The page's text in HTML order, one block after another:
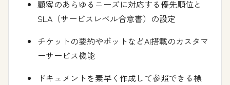
顧客のあらゆるニーズに対応する優先順位と
SLA（サービスレベル合意書）の設定
チケットの要約やボットなどAI搭載のカスタマ
ーサービス機能
ドキュメントを素早く作成して参照できる標